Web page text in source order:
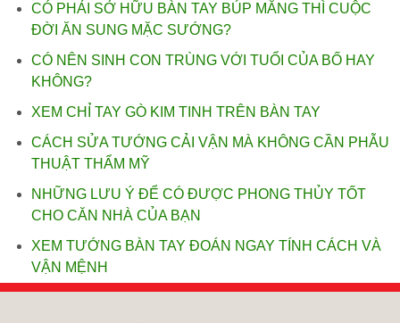
CÓ PHẢI SỞ HỮU BÀN TAY BÚP MĂNG THÌ CUỘC
ĐỜI ĂN SUNG MẶC SƯỚNG?
CÓ NÊN SINH CON TRÙNG VỚI TUỔI CỦA BỐ HAY
KHÔNG?
XEM CHỈ TAY GÒ KIM TINH TRÊN BÀN TAY
CÁCH SỬA TƯỚNG CẢI VẬN MÀ KHÔNG CẦN PHẪU
THUẬT THẨM MỸ
NHỮNG LƯU Ý ĐỂ CÓ ĐƯỢC PHONG THỦY TỐT
CHO CĂN NHÀ CỦA BẠN
XEM TƯỚNG BÀN TAY ĐOÁN NGAY TÍNH CÁCH VÀ
VẬN MỆNH